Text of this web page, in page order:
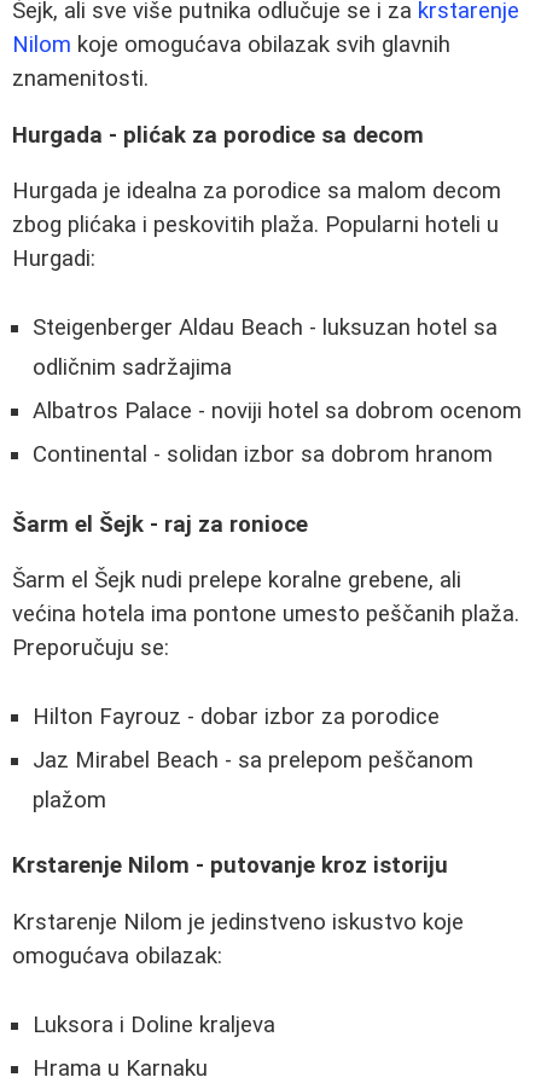
Šejk, ali sve više putnika odlučuje se i za krstarenje
Nilom koje omogućava obilazak svih glavnih
znamenitosti.
Hurgada - plićak za porodice sa decom
Hurgada je idealna za porodice sa malom decom
zbog plićaka i peskovitih plaža. Popularni hoteli u
Hurgadi:
Steigenberger Aldau Beach - luksuzan hotel sa
odličnim sadržajima
Albatros Palace - noviji hotel sa dobrom ocenom
Continental - solidan izbor sa dobrom hranom
Šarm el Šejk - raj za ronioce
Šarm el Šejk nudi prelepe koralne grebene, ali
većina hotela ima pontone umesto peščanih plaža.
Preporučuju se:
Hilton Fayrouz - dobar izbor za porodice
Jaz Mirabel Beach - sa prelepom peščanom
plažom
Krstarenje Nilom - putovanje kroz istoriju
Krstarenje Nilom je jedinstveno iskustvo koje
omogućava obilazak:
Luksora i Doline kraljeva
Hrama u Karnaku